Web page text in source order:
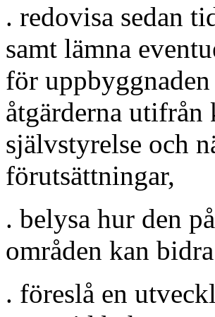
. redovisa sedan
samt lämna
för
åtgärderna
självstyrelse och
förutsättningar,
. belysa hur den
områden kan
. föreslå en